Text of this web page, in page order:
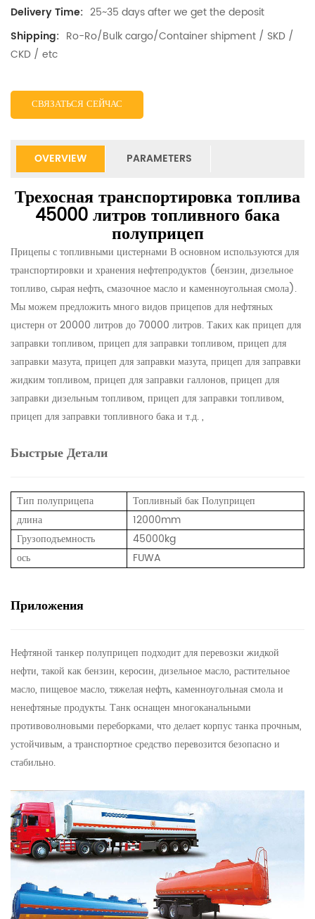
Delivery Time: 25~35 days after we get the deposit
Shipping: Ro-Ro/Bulk cargo/Container shipment / SKD /
CKD / etc
СВЯЗАТЬСЯ СЕЙЧАС
OVERVIEW PARAMETERS
Трехосная транспортировка топлива
45000 литров топливного бака
полуприцеп
Прицепы с топливными цистернами В основном используются для
транспортировки и хранения нефтепродуктов (бензин, дизельное
топливо, сырая нефть, смазочное масло и каменноугольная смола).
Мы можем предложить много видов прицепов для нефтяных
цистерн от 20000 литров до 70000 литров. Таких как прицеп для
заправки топливом, прицеп для заправки топливом, прицеп для
заправки мазута, прицеп для заправки мазута, прицеп для заправки
жидким топливом, прицеп для заправки галлонов, прицеп для
заправки дизельным топливом, прицеп для заправки топливом,
прицеп для заправки топливного бака и т.д. ,
Быстрые Детали
Тип полуприцепа
Топливный бак Полуприцеп
длина
12000mm
Грузоподъемность
45000kg
ось
FUWA
Приложения
Нефтяной танкер полуприцеп подходит для перевозки жидкой
нефти, такой как бензин, керосин, дизельное масло, растительное
масло, пищевое масло, тяжелая нефть, каменноугольная смола и
ненефтяные продукты. Танк оснащен многоканальными
противоволновыми переборками, что делает корпус танка прочным,
устойчивым, а транспортное средство перевозится безопасно и
стабильно.